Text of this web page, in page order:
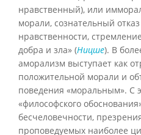
нравственный), или
морали, сознательный
нравственности,
добра и зла» (Ницше). В
аморализм выступает как
положительной морали и
поведения «моральным». С
«философского
бесчеловечности,
проповедуемых наиболее